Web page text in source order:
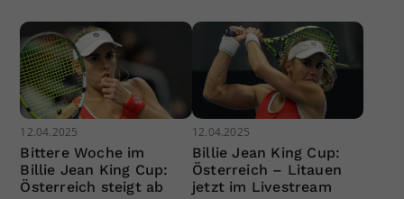
12.04.2025
Bittere Woche im
Billie Jean King Cup:
Österreich steigt ab
12.04.2025
Billie Jean King Cup:
Österreich – Litauen
jetzt im Livestream